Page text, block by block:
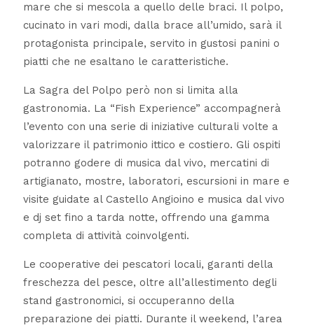
mare che si mescola a quello delle braci. Il polpo,
cucinato in vari modi, dalla brace all’umido, sarà il
protagonista principale, servito in gustosi panini o
piatti che ne esaltano le caratteristiche.
La Sagra del Polpo però non si limita alla
gastronomia. La “Fish Experience” accompagnerà
l’evento con una serie di iniziative culturali volte a
valorizzare il patrimonio ittico e costiero. Gli ospiti
potranno godere di musica dal vivo, mercatini di
artigianato, mostre, laboratori, escursioni in mare e
visite guidate al Castello Angioino e musica dal vivo
e dj set fino a tarda notte, offrendo una gamma
completa di attività coinvolgenti.
Le cooperative dei pescatori locali, garanti della
freschezza del pesce, oltre all’allestimento degli
stand gastronomici, si occuperanno della
preparazione dei piatti. Durante il weekend, l’area